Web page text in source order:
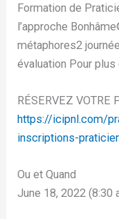
Formation de
l’approche
métaphores2
évaluation Pour plus
RÉSERVEZ VOTRE
https://icipnl.com/
inscriptions-
Ou et Quand
June 18, 2022 (8:30